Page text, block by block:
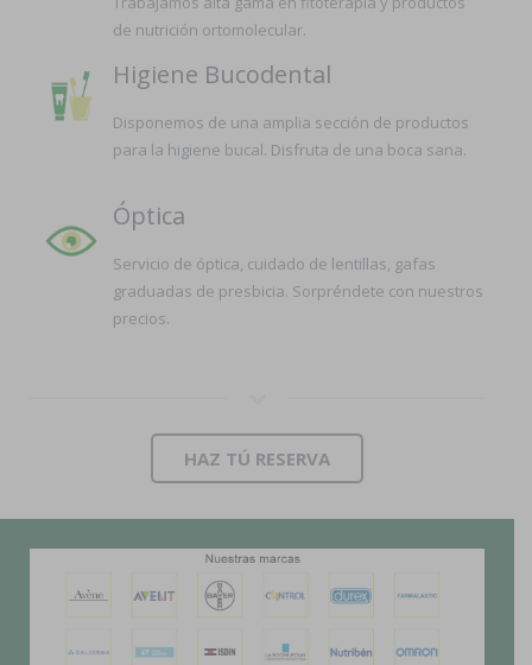
de nutrición ortomolecular.
Higiene Bucodental
Disponemos de una amplia sección de productos
para la higiene bucal. Disfruta de una boca sana.
Óptica
Servicio de óptica, cuidado de lentillas, gafas
graduadas de presbicia. Sorpréndete con nuestros
precios.
HAZ TÚ RESERVA